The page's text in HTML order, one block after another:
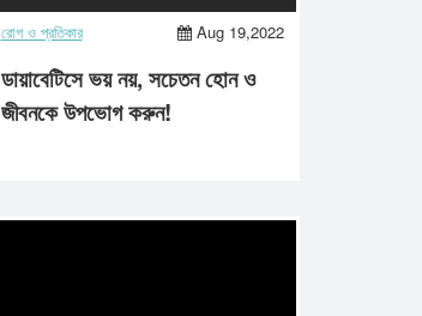
রোগ ও প্রতিকার Aug 19,2022
ডায়াবেটিসে ভয় নয়, সচেতন হোন ও
জীবনকে উপভোগ করুন!